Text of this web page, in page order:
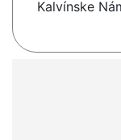
Kalvínske